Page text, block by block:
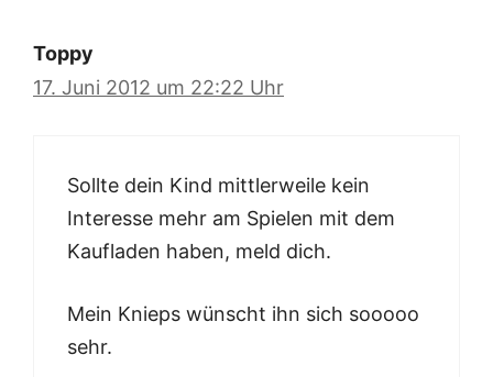
Toppy
17. Juni 2012 um 22:22 Uhr
Sollte dein Kind mittlerweile kein
Interesse mehr am Spielen mit dem
Kaufladen haben, meld dich.
Mein Knieps wünscht ihn sich sooooo
sehr.